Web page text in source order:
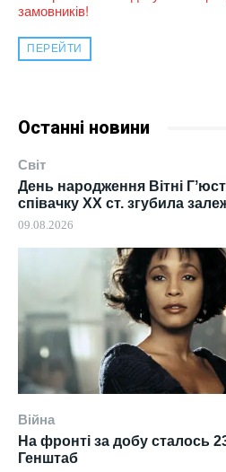
замовників!
ПЕРЕЙТИ
Останні новини
Світ
День народження Вітні
співачку ХХ ст. згубила
09.08.2026
Війна
На фронті за добу сталось
Генштаб